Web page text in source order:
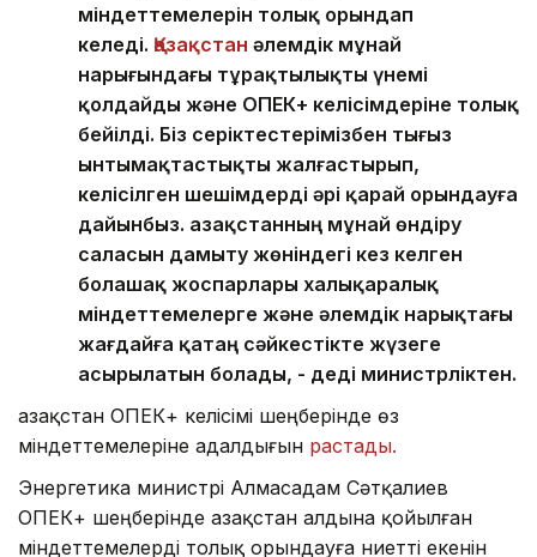
міндеттемелерін толық орындап
келеді. Қазақстан әлемдік мұнай
нарығындағы тұрақтылықты үнемі
қолдайды және ОПЕК+ келісімдеріне толық
бейілді. Біз серіктестерімізбен тығыз
ынтымақтастықты жалғастырып,
келісілген шешімдерді әрі қарай орындауға
дайынбыз. Қазақстанның мұнай өндіру
саласын дамыту жөніндегі кез келген
болашақ жоспарлары халықаралық
міндеттемелерге және әлемдік нарықтағы
жағдайға қатаң сәйкестікте жүзеге
асырылатын болады, - деді министрліктен.
Қазақстан ОПЕК+ келісімі шеңберінде өз
міндеттемелеріне адалдығын растады.
Энергетика министрі Алмасадам Сәтқалиев
ОПЕК+ шеңберінде Қазақстан алдына қойылған
міндеттемелерді толық орындауға ниетті екенін